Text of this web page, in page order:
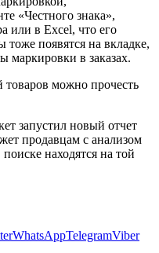
«Честного знака»,
или в Excel, что его
тоже появятся на вкладке,
маркировки в заказах.
товаров можно прочесть
запустил новый отчет
продавцам с анализом
находятся на той
WhatsAppTelegramViber